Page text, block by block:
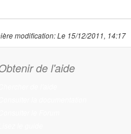
modification:Le 15/12/2011, 14:17
de l'aide